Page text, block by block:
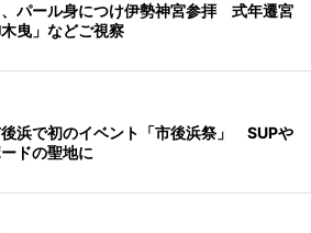
パール身につけ伊勢神宮参拝 式年遷宮
曳」などご視察
浜で初のイベント「市後浜祭」 SUPや
ドの聖地に